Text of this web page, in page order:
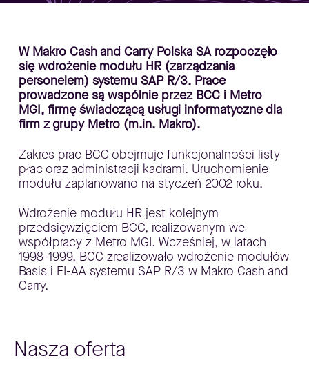
W Makro Cash and Carry Polska SA rozpoczęło
się wdrożenie modułu HR (zarządzania
personelem) systemu SAP R/3. Prace
prowadzone są wspólnie przez BCC i Metro
MGI, firmę świadczącą usługi informatyczne dla
firm z grupy Metro (m.in. Makro).
Zakres prac BCC obejmuje funkcjonalności listy
płac oraz administracji kadrami. Uruchomienie
modułu zaplanowano na styczeń 2002 roku.
Wdrożenie modułu HR jest kolejnym
przedsięwzięciem BCC, realizowanym we
współpracy z Metro MGI. Wcześniej, w latach
1998-1999, BCC zrealizowało wdrożenie modułów
Basis i FI-AA systemu SAP R/3 w Makro Cash and
Carry.
Nasza oferta